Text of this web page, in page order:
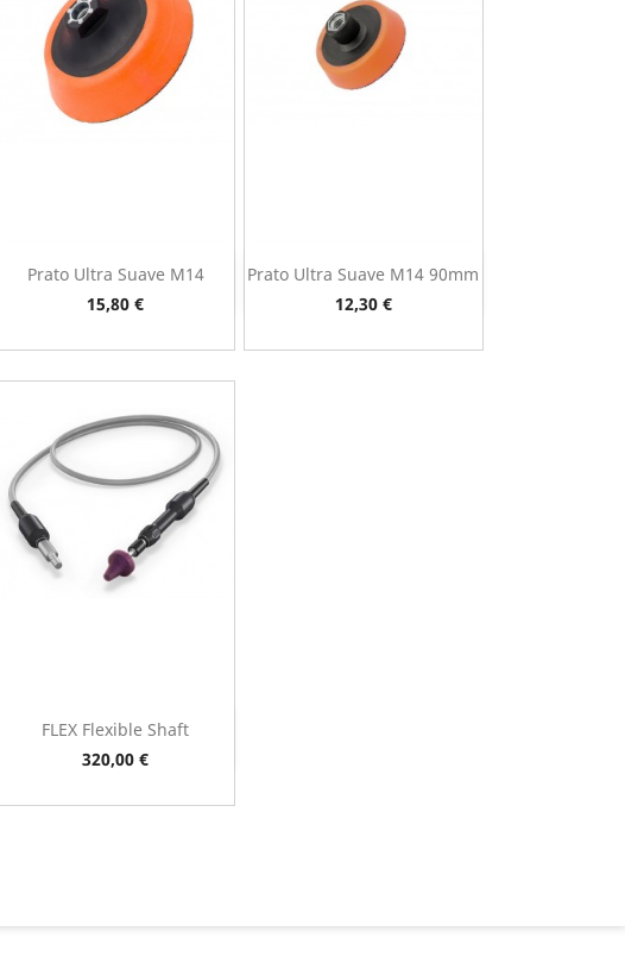
Prato Ultra Suave M14
Preço
15,80 €
 Vista rápida
Prato Ultra Suave M14 90mm
Preço
12,30 €
Vista rápida
FLEX Flexible Shaft
Preço
320,00 €
Vista rápida